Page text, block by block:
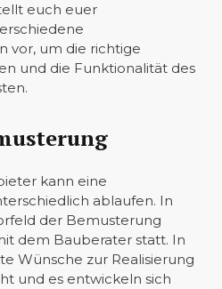
euch euer
vor, um die richtige
und die Funktionalität des
kann eine
ablaufen. In
der Bemusterung
dem Bauberater statt. In
Wünsche zur Realisierung
und es entwickeln sich